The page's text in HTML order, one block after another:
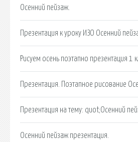
Осенний пейзаж.
Презентация к уроку ИЗО Осенний
Рисуем осень поэтапно презентация 1
Презентация. Поэтапное рисование
Презентация на тему: quot;Осенний
Осенний пейзаж презентация.